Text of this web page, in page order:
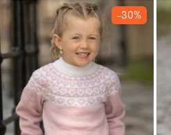
Produkter
-30%